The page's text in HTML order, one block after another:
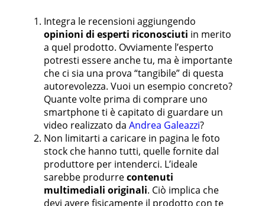
Integra le recensioni aggiungendo
opinioni di esperti riconosciuti in merito
a quel prodotto. Ovviamente l’esperto
potresti essere anche tu, ma è importante
che ci sia una prova “tangibile” di questa
autorevolezza. Vuoi un esempio concreto?
Quante volte prima di comprare uno
smartphone ti è capitato di guardare un
video realizzato da Andrea Galeazzi?
Non limitarti a caricare in pagina le foto
stock che hanno tutti, quelle fornite dal
produttore per intenderci. L’ideale
sarebbe produrrecontenuti
multimediali originali. Ciò implica che
devi avere fisicamente il prodotto con te